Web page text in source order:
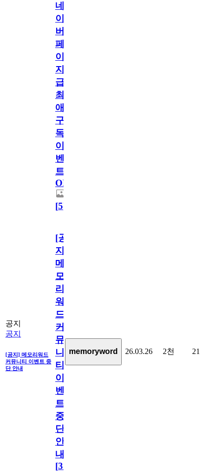
네
이
버
페
이
지
급!
최
애
구
독
이
벤
트
OPEN!
[5]
공지
공지
[공지] 메모리워드
커뮤니티 이벤트 중
단 안내
[공
지]
메
모
리
워
드
커
뮤
니
티
이
벤
트
중
단
안
내
[31
memoryword 26.03.26 2천 21